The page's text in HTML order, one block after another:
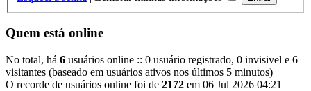
Quem está online
No total, há 6 usuários online :: 0 usuário registrado, 0 invisivel e 6
visitantes (baseado em usuários ativos nos últimos 5 minutos)
O recorde de usuários online foi de 2172 em 06 Jul 2026 04:21